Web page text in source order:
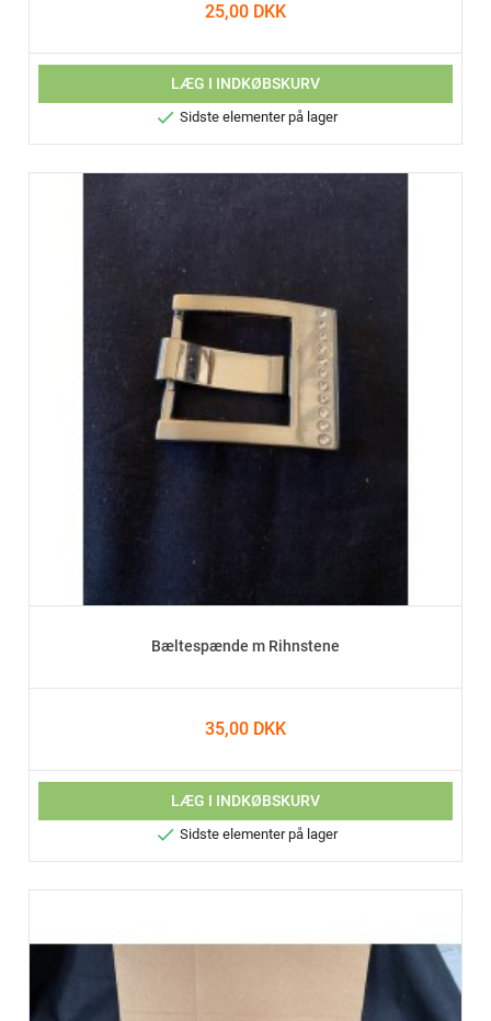
25,00 DKK
LÆG I INDKØBSKURV
 Sidste elementer på lager
Bæltespænde m Rihnstene
35,00 DKK
LÆG I INDKØBSKURV
 Sidste elementer på lager